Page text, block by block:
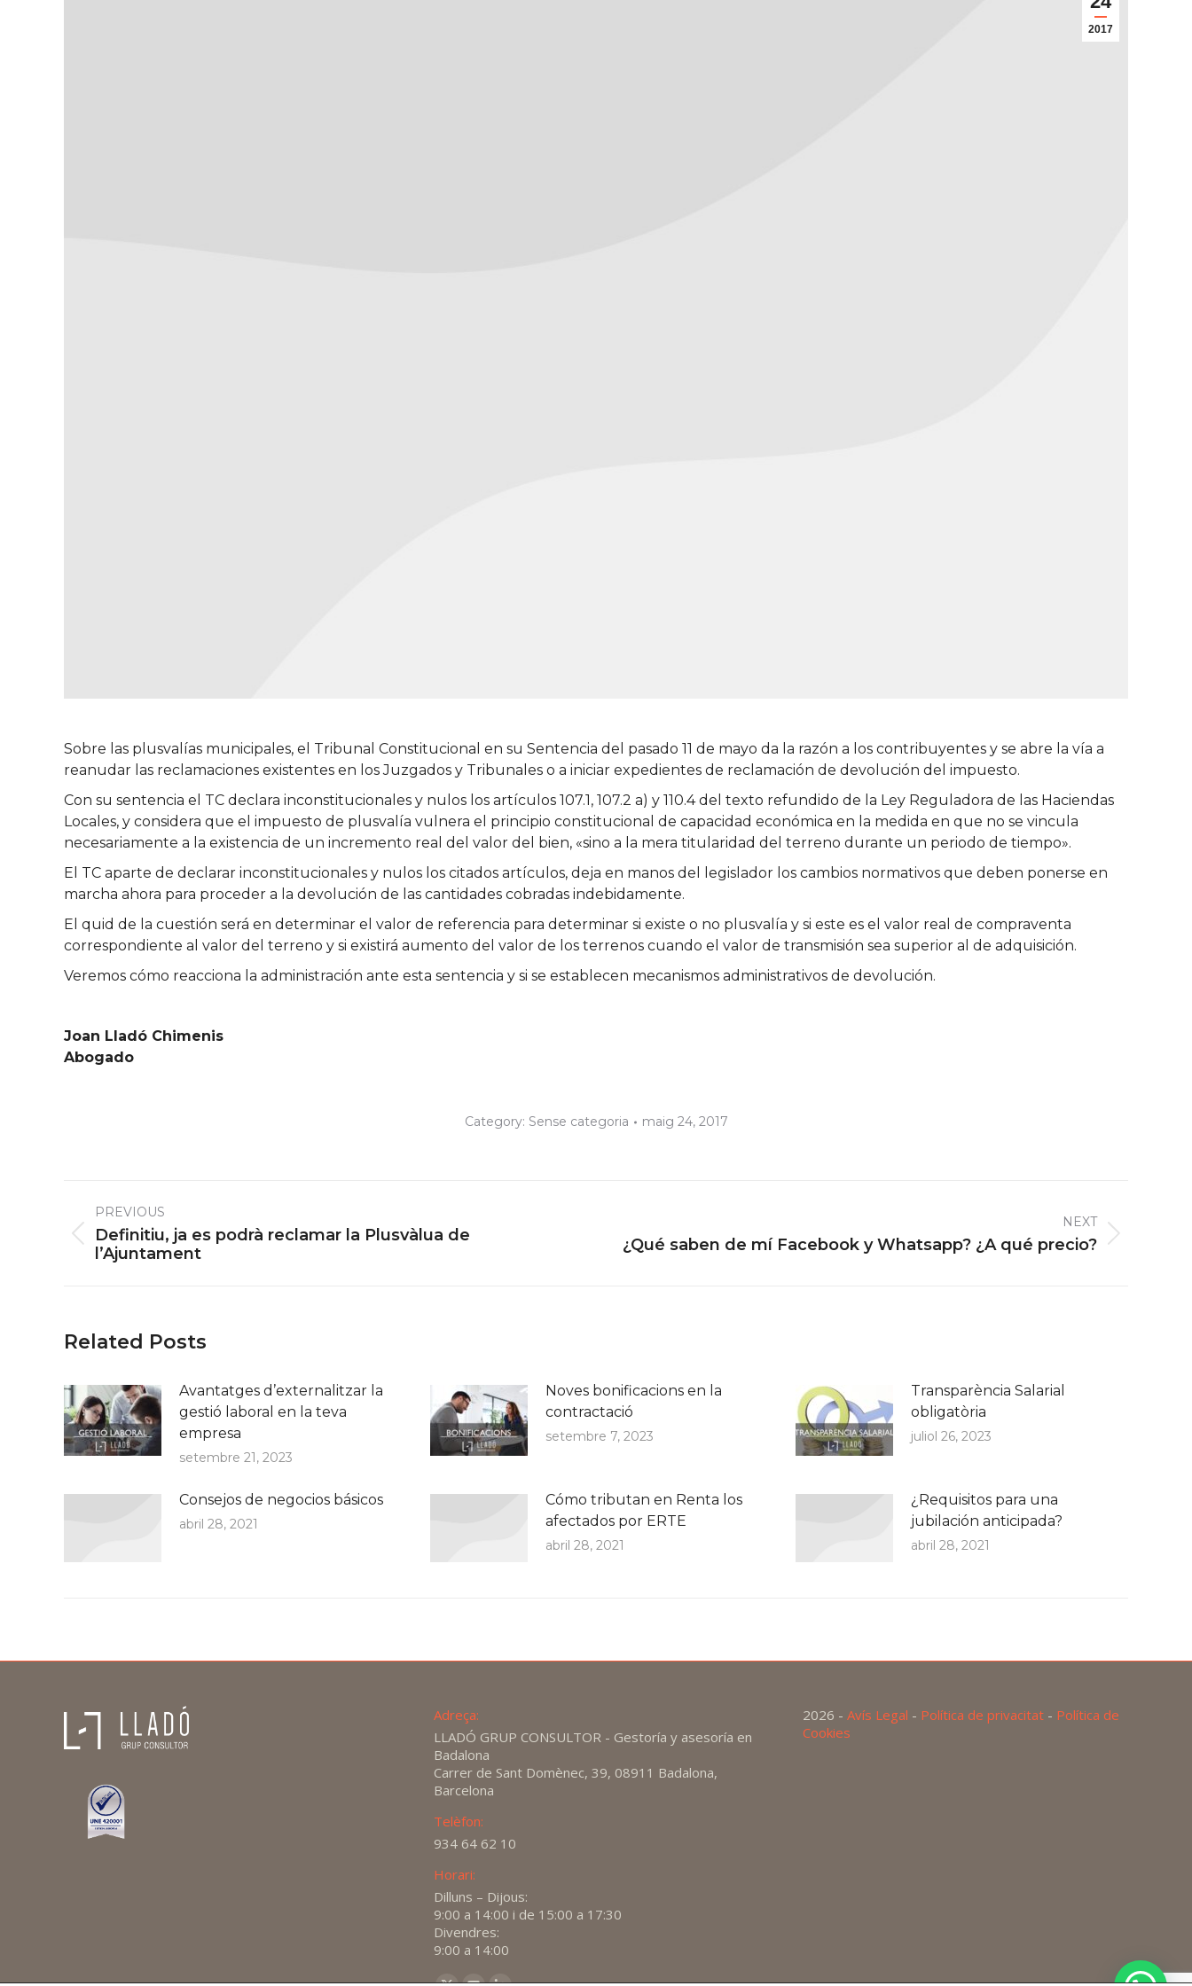
2017
Sobre las plusvalías municipales, el Tribunal Constitucional en su Sentencia del pasado 11 de mayo da la razón a los contribuyentes y se abre la vía a
reanudar las reclamaciones existentes en los Juzgados y Tribunales o a iniciar expedientes de reclamación de devolución del impuesto.
Con su sentencia el TC declara inconstitucionales y nulos los artículos 107.1, 107.2 a) y 110.4 del texto refundido de la Ley Reguladora de las Haciendas
Locales, y considera que el impuesto de plusvalía vulnera el principio constitucional de capacidad económica en la medida en que no se vincula
necesariamente a la existencia de un incremento real del valor del bien, «sino a la mera titularidad del terreno durante un periodo de tiempo».
El TC aparte de declarar inconstitucionales y nulos los citados artículos, deja en manos del legislador los cambios normativos que deben ponerse en
marcha ahora para proceder a la devolución de las cantidades cobradas indebidamente.
El quid de la cuestión será en determinar el valor de referencia para determinar si existe o no plusvalía y si este es el valor real de compraventa
correspondiente al valor del terreno y si existirá aumento del valor de los terrenos cuando el valor de transmisión sea superior al de adquisición.
Veremos cómo reacciona la administración ante esta sentencia y si se establecen mecanismos administrativos de devolución.
Joan Lladó Chimenis
Abogado
Category: Sense categoria maig 24, 2017
navigation
PREVIOUS
Previous
post:
Definitiu, ja es podrà reclamar la Plusvàlua de
l’Ajuntament
NEXT
Next
¿Qué saben de mí Facebook y Whatsapp? ¿A qué precio?
Related Posts
Avantatges d’externalitzar la
gestió laboral en la teva
empresa
setembre 21, 2023
Noves bonificacions en la
contractació
setembre 7, 2023
Transparència Salarial
obligatòria
juliol 26, 2023
Consejos de negocios básicos
abril 28, 2021
Cómo tributan en Renta los
afectados por ERTE
abril 28, 2021
¿Requisitos para una
jubilación anticipada?
abril 28, 2021
Adreça:
LLADÓ GRUP CONSULTOR - Gestoría y asesoría en
Badalona
Carrer de Sant Domènec, 39, 08911 Badalona,
Barcelona
Telèfon:
934 64 62 10
Horari:
Dilluns – Dijous:
9:00 a 14:00 i de 15:00 a 17:30
Divendres:
9:00 a 14:00
Find us on:
2026 -Avís Legal - Política de privacitat - Política de
Cookies